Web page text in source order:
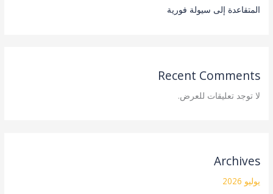
المتقاعدة إلى سيولة فورية
Recent Comments
لا توجد تعليقات للعرض.
Archives
يوليو 2026